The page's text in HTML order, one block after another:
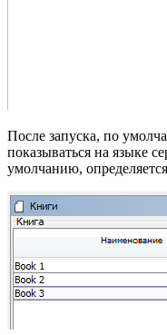
После запуска, по
показываться на языке
умолчанию,